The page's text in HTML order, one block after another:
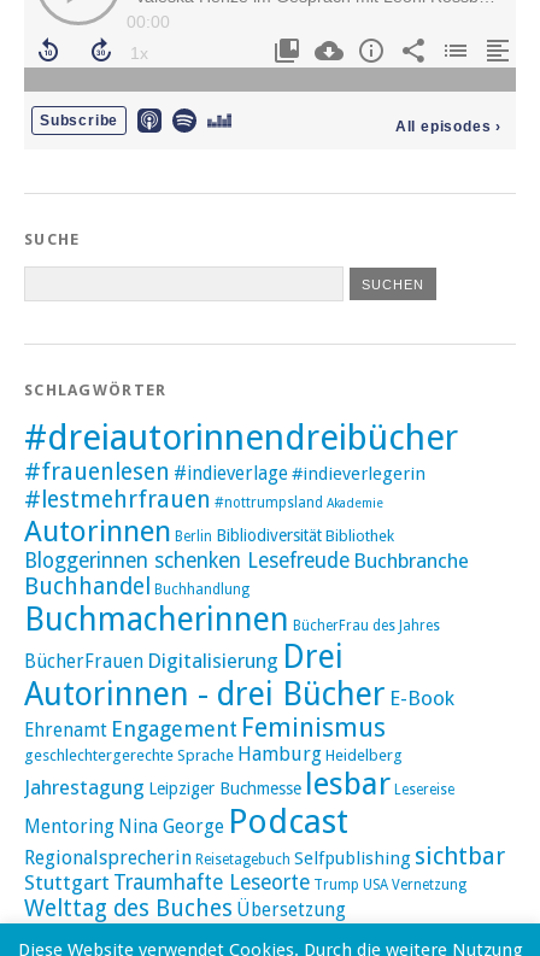
SUCHE
SCHLAGWÖRTER
#dreiautorinnendreibücher
#frauenlesen #indieverlage#indieverlegerin
#lestmehrfrauen #nottrumpsland Akademie
Autorinnen Berlin Bibliodiversität Bibliothek
Bloggerinnen schenken Lesefreude Buchbranche
Buchhandel Buchhandlung
Buchmacherinnen BücherFrau des Jahres
BücherFrauen Digitalisierung Drei
Autorinnen - drei Bücher E-Book
Ehrenamt Engagement Feminismus
geschlechtergerechte Sprache Hamburg Heidelberg
Jahrestagung Leipziger Buchmesse lesbar Lesereise
Mentoring Nina George Podcast
Regionalsprecherin Reisetagebuch Selfpublishing sichtbar
Stuttgart Traumhafte Leseorte Trump USA Vernetzung
Welttag des Buches Übersetzung
Diese Website verwendet Cookies. Durch die weitere Nutzung